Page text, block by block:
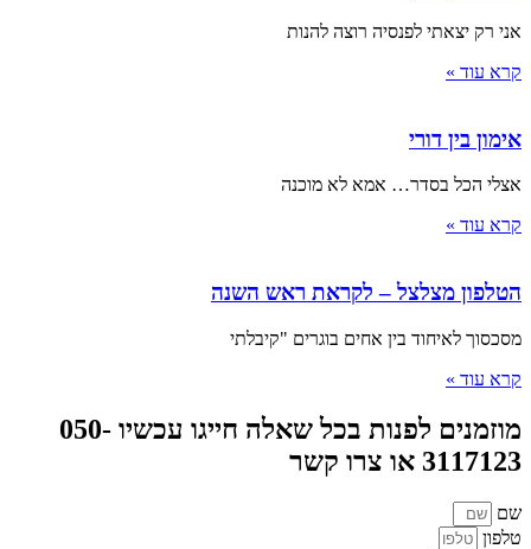
אני רק יצאתי לפנסיה רוצה להנות
קרא עוד »
אימון בין דורי
אצלי הכל בסדר… אמא לא מוכנה
קרא עוד »
הטלפון מצלצל – לקראת ראש השנה
מסכסוך לאיחוד בין אחים בוגרים "קיבלתי
קרא עוד »
מוזמנים לפנות בכל שאלה חייגו עכשיו 050-
3117123 או צרו קשר
שם
טלפון